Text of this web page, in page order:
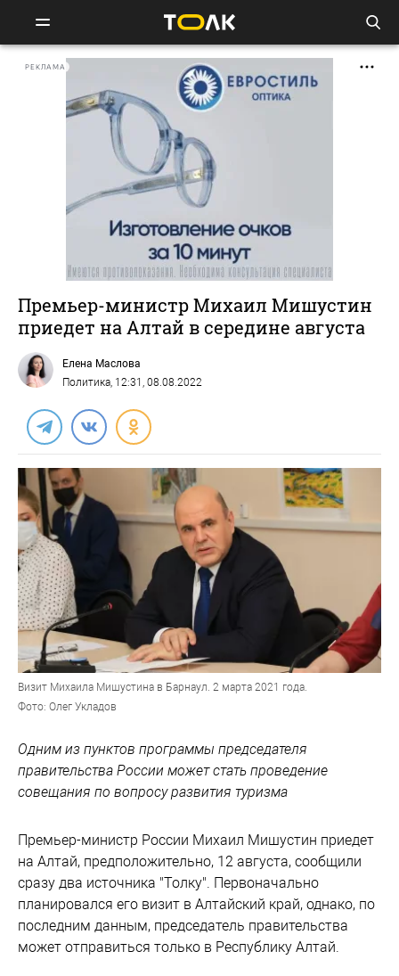
РЕКЛАМА
Премьер-министр Михаил Мишустин
приедет на Алтай в середине августа
Елена Маслова
Политика, 12:31, 08.08.2022
Визит Михаила Мишустина в Барнаул. 2 марта 2021 года.
Фото: Олег Укладов
Одним из пунктов программы председателя
правительства России может стать проведение
совещания по вопросу развития туризма
Премьер-министр России Михаил Мишустин приедет
на Алтай, предположительно, 12 августа, сообщили
сразу два источника "Толку". Первоначально
планировался его визит в Алтайский край, однако, по
последним данным, председатель правительства
может отправиться только в Республику Алтай.